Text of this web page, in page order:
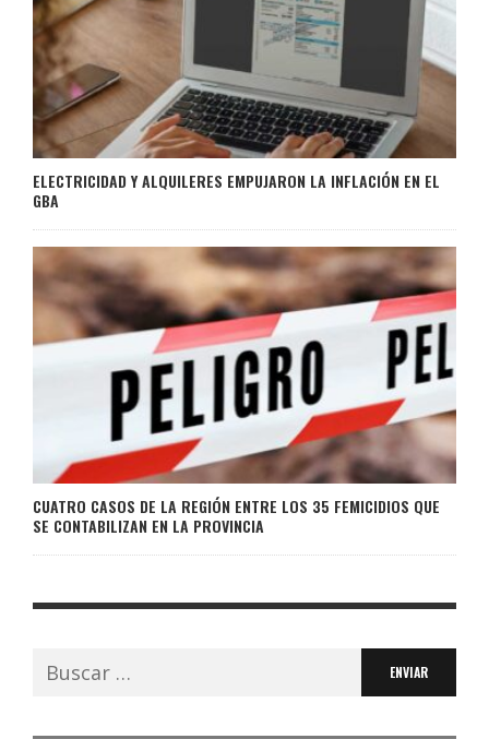
ELECTRICIDAD Y ALQUILERES EMPUJARON LA INFLACIÓN EN EL
GBA
CUATRO CASOS DE LA REGIÓN ENTRE LOS 35 FEMICIDIOS QUE
SE CONTABILIZAN EN LA PROVINCIA
Buscar: